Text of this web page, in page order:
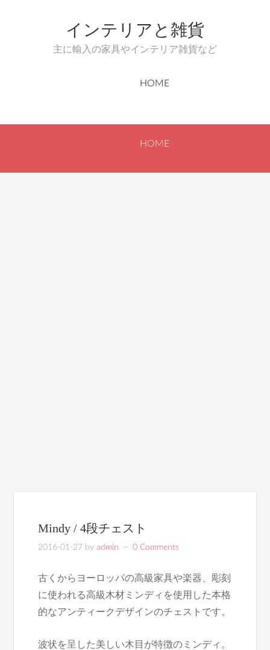
インテリアと雑貨
主に輸入の家具やインテリア雑貨など
HOME
HOME
Mindy / 4段チェスト
2016-01-27 byadmin 0 Comments
古くからヨーロッパの高級家具や楽器、彫刻
に使われる高級木材ミンディを使用した本格
的なアンティークデザインのチェストです。
波状を呈した美しい木目が特徴のミンディ。